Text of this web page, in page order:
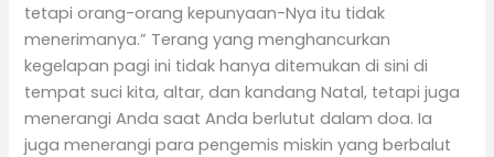
tetapi orang-orang kepunyaan-Nya itu tidak
menerimanya.” Terang yang menghancurkan
kegelapan pagi ini tidak hanya ditemukan di sini di
tempat suci kita, altar, dan kandang Natal, tetapi juga
menerangi Anda saat Anda berlutut dalam doa. Ia
juga menerangi para pengemis miskin yang berbalut